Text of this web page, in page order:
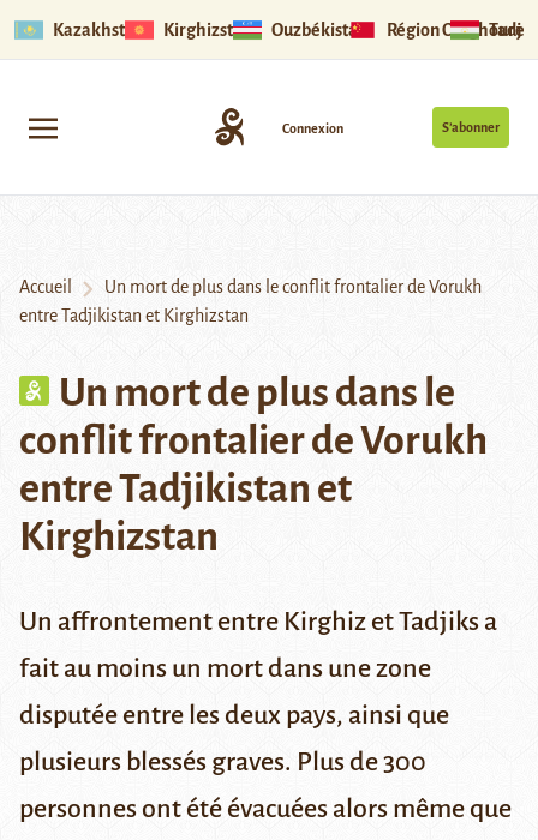
Kazakhstan Kirghizstan Ouzbékistan Région Ouïghoure
S’abonner
Connexion
Accueil
Un mort de plus dans le conflit frontalier de Vorukh
entre Tadjikistan et Kirghizstan
Un mort de plus dans le
conflit frontalier de Vorukh
entre Tadjikistan et
Kirghizstan
Un affrontement entre Kirghiz et Tadjiks a
fait au moins un mort dans une zone
disputée entre les deux pays, ainsi que
plusieurs blessés graves. Plus de 300
personnes ont été évacuées alors même que